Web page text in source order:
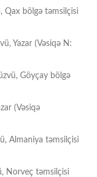
Qax bölgə təmsilçisi
Yazar (Vəsiqə N:
Göyçay bölgə
(Vəsiqə
Almaniya təmsilçisi
Norveç təmsilçisi